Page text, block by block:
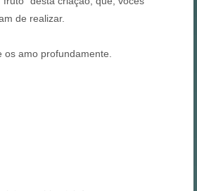
de realizar.
os amo profundamente.